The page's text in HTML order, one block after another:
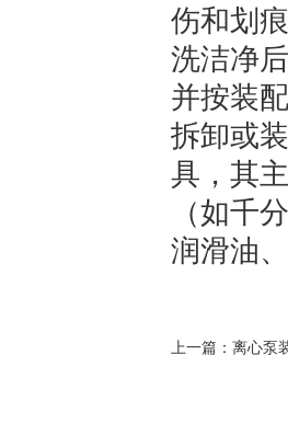
伤和划
洗洁净
并按装
拆卸或
具，其
（如千
润滑油
上一篇： 离心泵